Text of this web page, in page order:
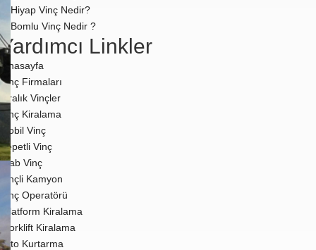
Hiyap Vinç Nedir?
Bomlu Vinç Nedir ?
Yardımcı Linkler
Anasayfa
Vinç Firmaları
Kiralık Vinçler
Vinç Kiralama
Mobil Vinç
Sepetli Vinç
Hiab Vinç
Vinçli Kamyon
Vinç Operatörü
Platform Kiralama
Forklift Kiralama
Oto Kurtarma